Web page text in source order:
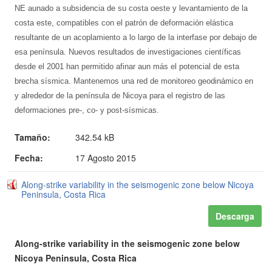
NE aunado a subsidencia de su costa oeste y levantamiento de la
costa este, compatibles con el patrón de deformación elástica
resultante de un acoplamiento a lo largo de la interfase por debajo de
esa península. Nuevos resultados de investigaciones científicas
desde el 2001 han permitido afinar aun más el potencial de esta
brecha sísmica. Mantenemos una red de monitoreo geodinámico en
y alrededor de la península de Nicoya para el registro de las
deformaciones pre-, co- y post-sísmicas.
Tamaño:
342.54 kB
Fecha:
17 Agosto 2015
Along-strike variability in the seismogenic zone below Nicoya
Peninsula, Costa Rica
Descarga
Along-strike variability in the seismogenic zone below
Nicoya Peninsula, Costa Rica